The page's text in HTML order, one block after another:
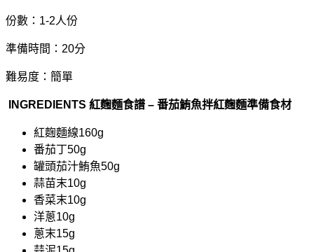
份數：1-2人份
準備時間：20分
難易度：簡單
INGREDIENTS 紅麴麵食譜 – 番茄鮪魚拌紅麴麵準備食材
紅麴麵線160g
番茄丁50g
罐頭茄汁鮪魚50g
蒜苗末10g
香菜末10g
洋蔥10g
蔥末15g